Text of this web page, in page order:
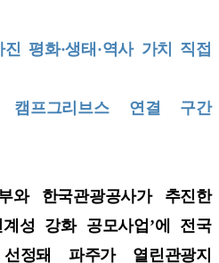
평화·생태·역사 가치 직접
캠프그리브스 연결 구간
와 한국관광공사가 추진한
성 강화 공모사업’에 전국
정돼 파주가 열린관광지